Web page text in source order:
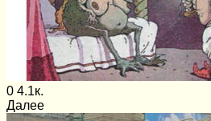
0 4.1к.
Далее